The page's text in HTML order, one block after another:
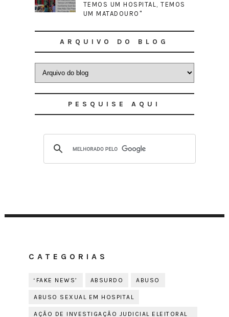
TEMOS UM HOSPITAL, TEMOS
UM MATADOURO"
ARQUIVO DO BLOG
PESQUISE AQUI
CATEGORIAS
‘FAKE NEWS’ ABSURDO ABUSO
ABUSO SEXUAL EM HOSPITAL
AÇÃO DE INVESTIGAÇÃO JUDICIAL ELEITORAL